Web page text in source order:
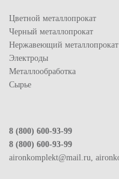
Цветной металлопрокат
Черный металлопрокат
Нержавеющий металлопрокат
Электроды
Металлообработка
Сырье
8 (800) 600-93-99
8 (800) 600-93-99
aironkomplekt@mail.ru,